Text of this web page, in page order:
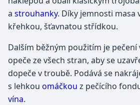
a strouhanky. Díky jemnosti masa
křehkou, šťavnatou střídkou.
Dalším běžným použitím je pečení
opeče ze všech stran, aby se
dopeče v troubě. Podává se
s lehkou omáčkou z pečícího
vína.